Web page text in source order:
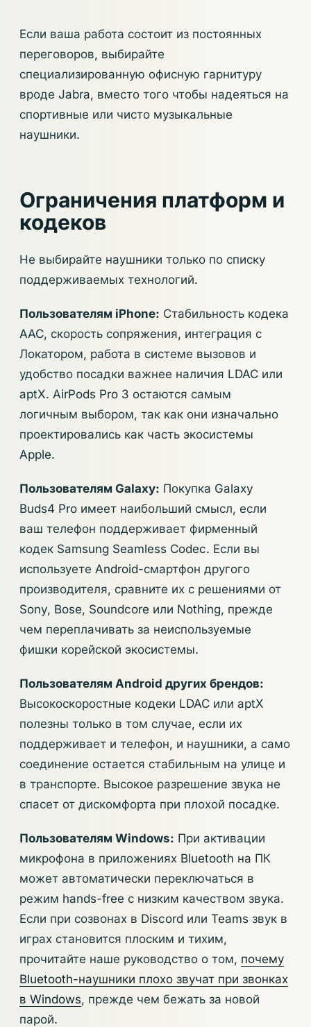
Если ваша работа состоит из постоянных
переговоров, выбирайте
специализированную офисную гарнитуру
вроде Jabra, вместо того чтобы надеяться на
спортивные или чисто музыкальные
наушники.
Ограничения платформ и
кодеков
Не выбирайте наушники только по списку
поддерживаемых технологий.
Пользователям iPhone: Стабильность кодека
AAC, скорость сопряжения, интеграция с
Локатором, работа в системе вызовов и
удобство посадки важнее наличия LDAC или
aptX. AirPods Pro 3 остаются самым
логичным выбором, так как они изначально
проектировались как часть экосистемы
Apple.
Пользователям Galaxy: Покупка Galaxy
Buds4 Pro имеет наибольший смысл, если
ваш телефон поддерживает фирменный
кодек Samsung Seamless Codec. Если вы
используете Android-смартфон другого
производителя, сравните их с решениями от
Sony, Bose, Soundcore или Nothing, прежде
чем переплачивать за неиспользуемые
фишки корейской экосистемы.
Пользователям Android других брендов:
Высокоскоростные кодеки LDAC или aptX
полезны только в том случае, если их
поддерживает и телефон, и наушники, а само
соединение остается стабильным на улице и
в транспорте. Высокое разрешение звука не
спасет от дискомфорта при плохой посадке.
Пользователям Windows: При активации
микрофона в приложениях Bluetooth на ПК
может автоматически переключаться в
режим hands-free с низким качеством звука.
Если при созвонах в Discord или Teams звук в
играх становится плоским и тихим,
прочитайте наше руководство о том, почему
Bluetooth-наушники плохо звучат при звонках
в Windows, прежде чем бежать за новой
парой.